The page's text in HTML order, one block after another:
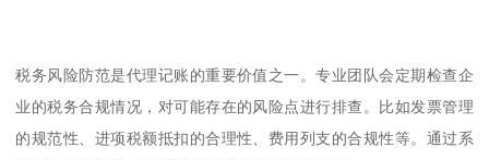
税务风险防范是代理记账的重要价值之一。专业团队会定期检查企
业的税务合规情况，对可能存在的风险点进行排查。比如发票管理
的规范性、进项税额抵扣的合理性、费用列支的合规性等。通过系